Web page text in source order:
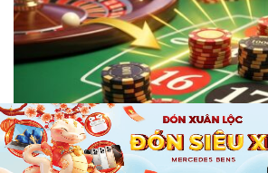
Bài Viết tổng hợp